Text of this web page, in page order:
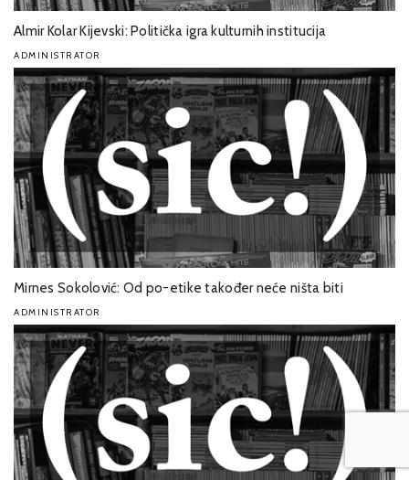
Almir Kolar Kijevski: Politička igra kulturnih institucija
ADMINISTRATOR
Mirnes Sokolović: Od po-etike također neće ništa biti
ADMINISTRATOR